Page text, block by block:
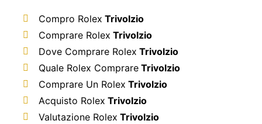
Compro Rolex Trivolzio
Comprare Rolex Trivolzio
Dove Comprare Rolex Trivolzio
Quale Rolex Comprare Trivolzio
Comprare Un Rolex Trivolzio
Acquisto Rolex Trivolzio
Valutazione Rolex Trivolzio